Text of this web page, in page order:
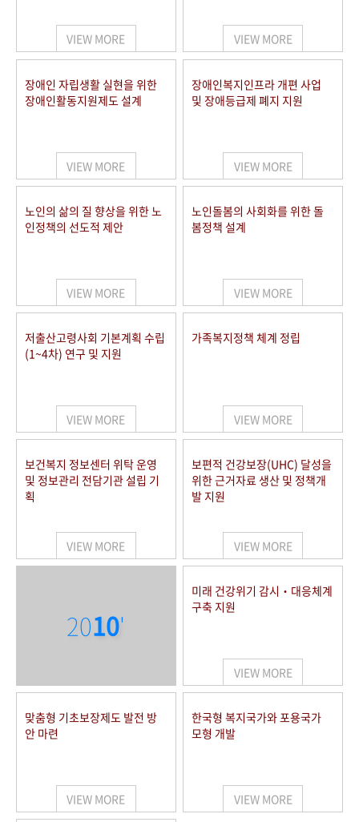
VIEW MORE VIEW MORE
장애인 자립생활 실현을 위한
장애인활동지원제도 설계
VIEW MORE
장애인복지인프라 개편 사업
및 장애등급제 폐지 지원
VIEW MORE
노인의 삶의 질 향상을 위한 노
인정책의 선도적 제안
VIEW MORE
노인돌봄의 사회화를 위한 돌
봄정책 설계
VIEW MORE
저출산고령사회 기본계획 수립
(1~4차) 연구 및 지원
VIEW MORE
가족복지정책 체계 정립
VIEW MORE
보건복지 정보센터 위탁 운영
및 정보관리 전담기관 설립 기
획
VIEW MORE
보편적 건강보장(UHC) 달성을
위한 근거자료 생산 및 정책개
발 지원
VIEW MORE
2010'
미래 건강위기 감시‧대응체계
구축 지원
VIEW MORE
맞춤형 기초보장제도 발전 방
안 마련
VIEW MORE
한국형 복지국가와 포용국가
모형 개발
VIEW MORE